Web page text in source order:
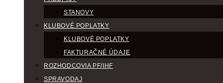
STANOVY
KLUBOVÉ POPLATKY
KLUBOVÉ POPLATKY
FAKTURAČNÉ ÚDAJE
ROZHODCOVIA PF/IHF
SPRAVODAJ